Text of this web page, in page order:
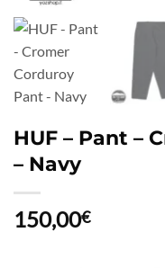
HUF – Pant –
– Navy
150,00€